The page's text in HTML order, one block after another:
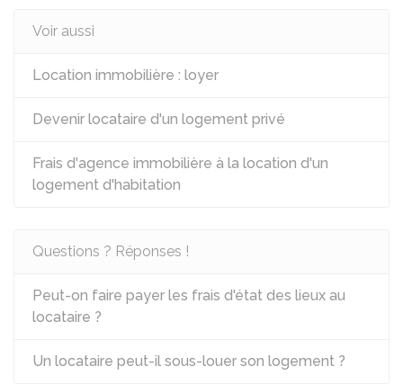
Voir aussi
Location immobilière : loyer
Devenir locataire d'un logement privé
Frais d'agence immobilière à la location d'un
logement d'habitation
Questions ? Réponses !
Peut-on faire payer les frais d'état des lieux au
locataire ?
Un locataire peut-il sous-louer son logement ?